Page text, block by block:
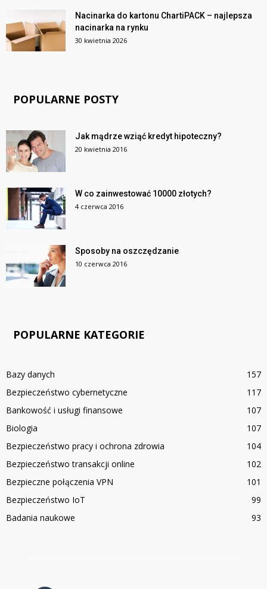
Nacinarka do kartonu ChartiPACK – najlepsza
nacinarka na rynku
30 kwietnia 2026
POPULARNE POSTY
Jak mądrze wziąć kredyt hipoteczny?
20 kwietnia 2016
W co zainwestować 10000 złotych?
4 czerwca 2016
Sposoby na oszczędzanie
10 czerwca 2016
POPULARNE KATEGORIE
Bazy danych
157
Bezpieczeństwo cybernetyczne
117
Bankowość i usługi finansowe
107
Biologia
107
Bezpieczeństwo pracy i ochrona zdrowia
104
Bezpieczeństwo transakcji online
102
Bezpieczne połączenia VPN
101
Bezpieczeństwo IoT
99
Badania naukowe
93